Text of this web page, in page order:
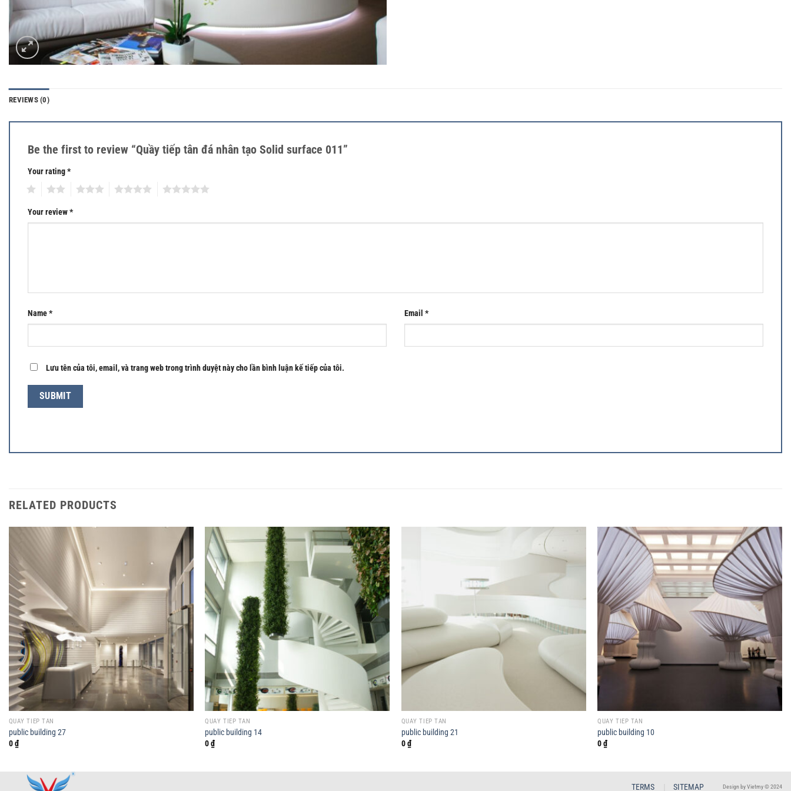
REVIEWS (0)
Be the first to review “Quầy tiếp tân đá nhân tạo Solid surface 011”
Your rating*
Your review*
Name* Email *
Lưu tên của tôi, email, và trang web trong trình duyệt này cho lần bình luận kế tiếp của tôi.
RELATED PRODUCTS
QUẦY TIẾP TÂN
public building 27
0₫
QUẦY TIẾP TÂN
public building 14
0₫
QUẦY TIẾP TÂN
public building 21
0₫
QUẦY TIẾP TÂN
public building 10
0₫
TERMS SITEMAP Design by Vietmy © 2024